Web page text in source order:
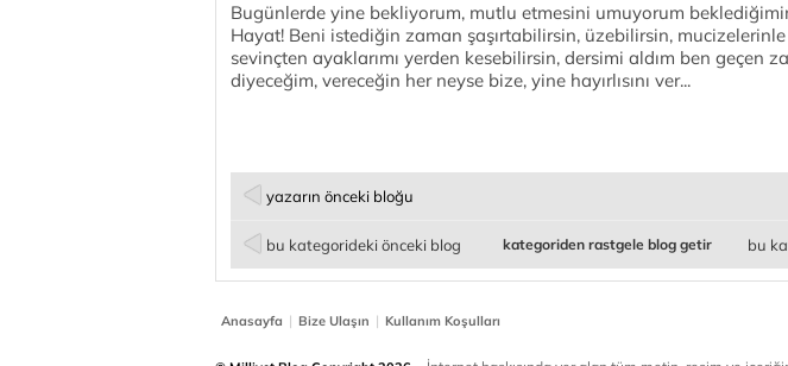
Bugünlerde yine bekliyorum, mutlu etmesini umuyorum
Hayat! Beni istediğin zaman şaşırtabilirsin, üzebilirsin,
sevinçten ayaklarımı yerden kesebilirsin, dersimi aldım ben geçen
diyeceğim, vereceğin her neyse bize, yine hayırlısını ver...
yazarın önceki bloğu
bu kategorideki önceki blog bu
kategoriden rastgele blog getir
Anasayfa | Bize Ulaşın | Kullanım Koşulları